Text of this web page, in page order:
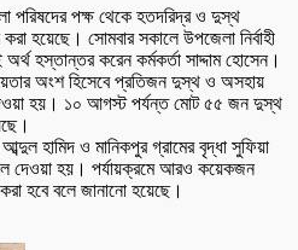
পরিষদের পক্ষ থেকে হতদরিদ্র ও দুস্থ
হয়েছে। সোমবার সকালে উপজেলা নির্বাহী
হস্তান্তর করেন কর্মকর্তা সাদ্দাম হোসেন।
অংশ হিসেবে প্রতিজন দুস্থ ও অসহায়
হয়। ১০ আগস্ট পর্যন্ত মোট ৫৫ জন দুস্থ
আব্দুল হামিদ ও মানিকপুর গ্রামের বৃদ্ধা সুফিয়া
দেওয়া হয়। পর্যায়ক্রমে আরও কয়েকজন
হবে বলে জানানো হয়েছে।